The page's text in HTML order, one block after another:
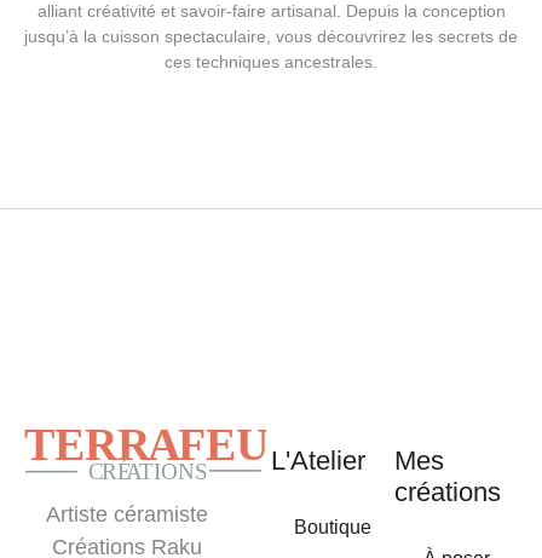
alliant créativité et savoir-faire artisanal. Depuis la conception
jusqu’à la cuisson spectaculaire, vous découvrirez les secrets de
ces techniques ancestrales.
Artiste céramiste
Créations Raku
L'Atelier
Boutique
Mes
créations